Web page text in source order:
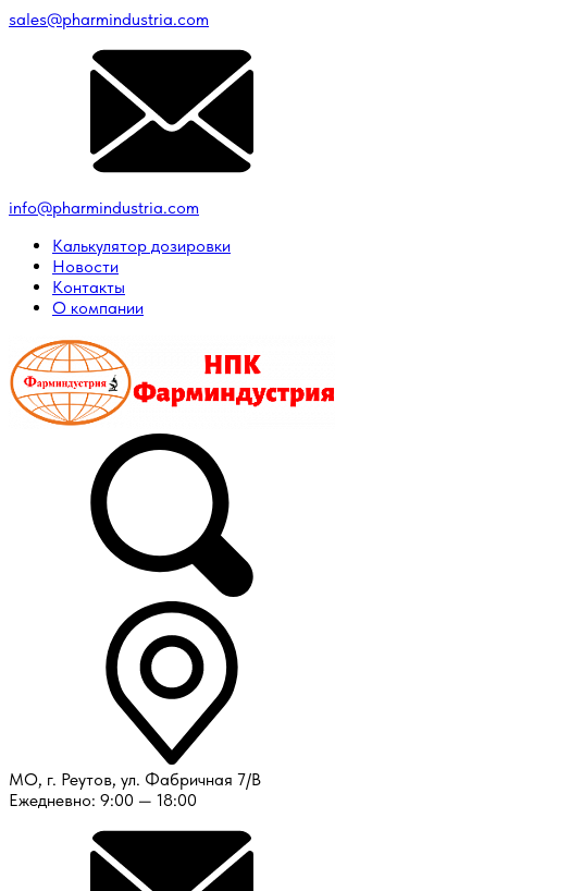
sales@pharmindustria.com
info@pharmindustria.com
Калькулятор дозировки
Новости
Контакты
О компании
МО, г. Реутов, ул. Фабричная 7/В
Ежедневно: 9:00 — 18:00